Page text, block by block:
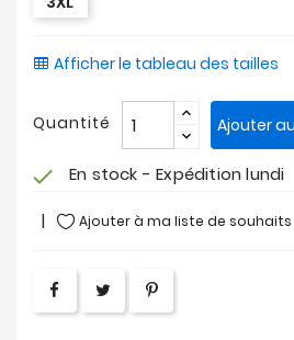
Afficher le tableau des tailles
Quantité Ajouter
check En stock - Expédition lundi
Ajouter à ma liste de souhaits